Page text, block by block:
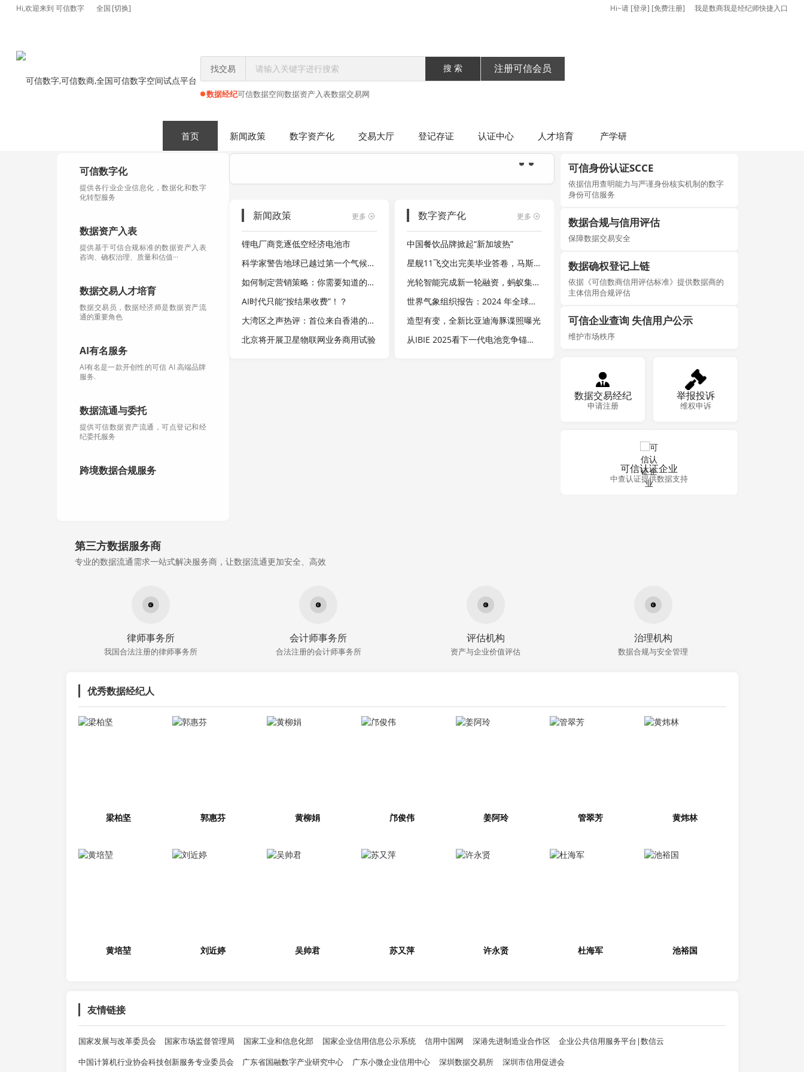
Hi,欢迎来到 可信数字 全国 [切换] Hi~请 [登录] [免费注册] 我是数商我是经纪师快捷入口
找交易 搜 索 注册可信会员
数据经纪可信数据空间数据资产入表数据交易网
首页 新闻政策 数字资产化 交易大厅 登记存证 认证中心 人才培育 产学研
可信数字化
提供各行业企业信息化，数据化和数字
化转型服务
数据资产入表
提供基于可信合规标准的数据资产入表
咨询、确权治理、质量和估值···
数据交易人才培育
数据交易员，数据经济师是数据资产流
通的重要角色
AI有名服务
AI有名是一款开创性的可信 AI 高端品牌
服务.
数据流通与委托
提供可信数据资产流通，可点登记和经
纪委托服务
跨境数据合规服务
新闻政策 更多
锂电厂商竞逐低空经济电池市
科学家警告地球已越过第一个气候临界点：大量珊瑚礁将永久消失，海平面不可逆上升数米
如何制定营销策略：你需要知道的一切
AI时代只能“按结果收费”！？
大湾区之声热评：首位来自香港的航天员“飞天”，激励港澳更好融入和服务国家发展大局
北京将开展卫星物联网业务商用试验
数字资产化 更多
中国餐饮品牌掀起“新加坡热”
星舰11飞交出完美毕业答卷，马斯克“烧钱豪赌”终于等来了回报？
光轮智能完成新一轮融资，蚂蚁集团领投
世界气象组织报告：2024 年全球二氧化碳浓度创下历史新高
造型有变，全新比亚迪海豚谍照曝光
从IBIE 2025看下一代电池竞争锚定：价格战或退潮，场景战将成主战场
可信身份认证SCCE
依据信用查明能力与严谨身份核实机制的数字
身份可信服务
数据合规与信用评估
保障数据交易安全
数据确权登记上链
依据《可信数商信用评估标准》提供数据商的
主体信用合规评估
可信企业查询 失信用户公示
维护市场秩序
数据交易经纪
申请注册
举报投诉
维权申诉
可信认证企业
中查认证提供数据支持
第三方数据服务商
专业的数据流通需求一站式解决服务商，让数据流通更加安全、高效
律师事务所
我国合法注册的律师事务所
会计师事务所
合法注册的会计师事务所
评估机构
资产与企业价值评估
治理机构
数据合规与安全管理
优秀数据经纪人
梁柏坚 郭惠芬 黄柳娟 邝俊伟 姜阿玲 管翠芳 黄炜林
黄培堃 刘近婷 吴帅君 苏又萍 许永贤 杜海军 池裕国
友情链接
国家发展与改革委员会 国家市场监督管理局 国家工业和信息化部 国家企业信用信息公示系统 信用中国网 深港先进制造业合作区
企业公共信用服务平台|数信云
中国计算机行业协会科技创新服务专业委员会
广东省国融数字产业研究中心 广东小微企业信用中心 深圳数据交易所 深圳市信用促进会